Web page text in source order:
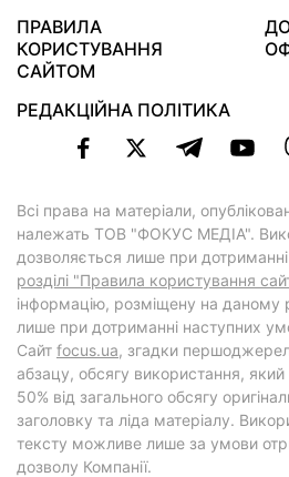
ПРАВИЛА
КОРИСТУВАННЯ
САЙТОМ
РЕДАКЦІЙНА ПОЛІТИКА
Всі права на матеріали,
належать ТОВ "ФОКУС МЕДІА".
дозволяється лише при
розділі "Правила користування
інформацію, розміщену на даному
лише при дотриманні наступних
Cайт focus.ua, згадки
абзацу, обсягу використання,
50% від загального обсягу
заголовку та ліда матеріалу.
тексту можливе лише за умови
дозволу Компанії.